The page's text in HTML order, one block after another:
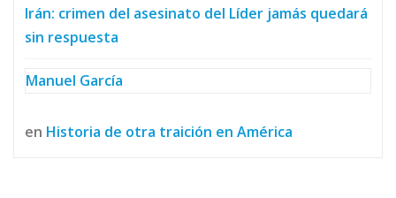
Irán: crimen del asesinato del Líder jamás quedará
sin respuesta
Manuel García
en Historia de otra traición en América